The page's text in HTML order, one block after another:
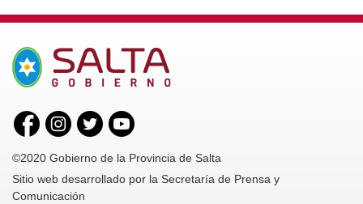
©2020 Gobierno de la Provincia de Salta
Sitio web desarrollado por la Secretaría de Prensa y
Comunicación